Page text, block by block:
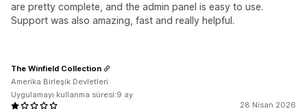
are pretty complete, and the admin panel is easy to use.
Support was also amazing, fast and really helpful.
28 Nisan 2026
The Winfield Collection
Amerika Birleşik Devletleri
Uygulamayı kullanma süresi:9 ay